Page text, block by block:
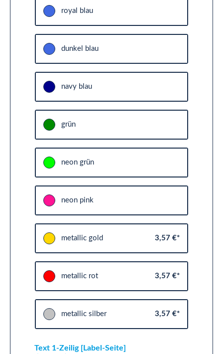
royal blau
dunkel blau
navy blau
grün
neon grün
neon pink
metallic gold 3,57 €*
metallic rot 3,57 €*
metallic silber 3,57 €*
Text 1-Zeilig [Label-Seite]